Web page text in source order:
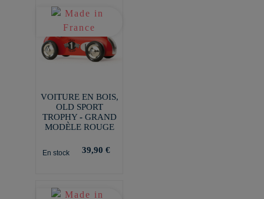
VOITURE EN BOIS,
OLD SPORT
TROPHY - GRAND
MODÈLE ROUGE
En stock 39,90 €